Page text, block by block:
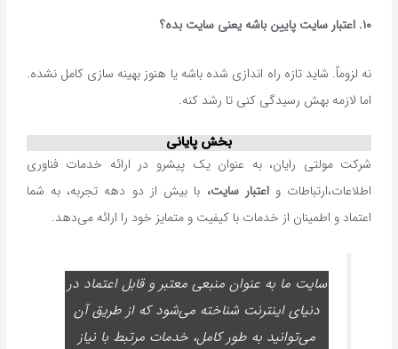
۱۰. اعتبار سایت پایین باشه یعنی سایت بده؟
نه لزوماً. شاید تازه راه اندازی شده باشه یا هنوز بهینه سازی کامل نشده.
اما لازمه بهش رسیدگی کنی تا رشد کنه.
بخش پایانی
شرکت مولتی رایان، به عنوان یک پیشرو در ارائه خدمات فناوری
اطلاعات،ارتباطات واعتبار سایت، با بیش از دو دهه تجربه، به شما
اعتماد و اطمینان از خدمات با کیفیت و متمایز خود را ارائه می‌دهد.
سایت ما به عنوان منبعی معتبر و قابل اعتماد در
دنیای اینترنت شناخته می‌شود که از طریق آن
می‌توانید به طور کامل، خدمات مرتبط با نیاز